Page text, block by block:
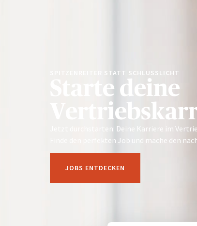
SPITZENREITER STATT SCHLUSSLICHT
Starte deine
Jetzt durchstarten: Deine Karriere im
Finde den perfekten Job und mache den
JOBS ENTDECKEN